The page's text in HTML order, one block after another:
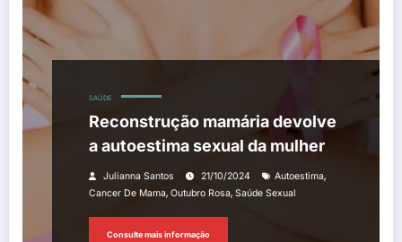
SAÚDE
Reconstrução mamária devolve
a autoestima sexual da mulher
Julianna Santos 21/10/2024 Autoestima,
Cancer De Mama, Outubro Rosa, Saúde Sexual
Consulte mais informação